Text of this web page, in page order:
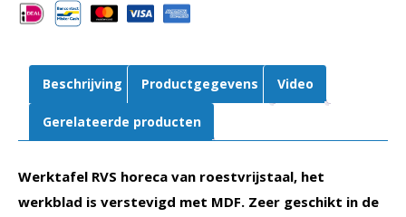
Beschrijving Productgegevens Video
Gerelateerde producten
Werktafel RVS horeca van roestvrijstaal, het
werkblad is verstevigd met MDF. Zeer geschikt in de